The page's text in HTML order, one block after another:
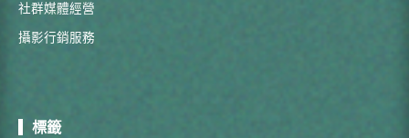
社群媒體經營
攝影行銷服務
標籤